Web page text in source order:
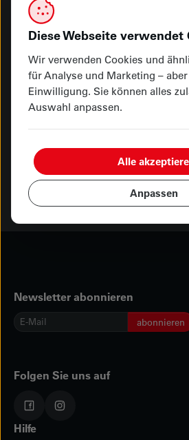
Hauptgeschäft
Showroom Seetalplatz
Ihre Zahlungsmöglichkeiten
Abholung oder Lieferung
Newsletter abonnieren
E-
abonnieren
Folgen Sie uns auf
Hilfe
Diese Webseite verwendet
Wir verwenden Cookies und
für Analyse und Marketing –
Einwilligung. Sie können alles
Auswahl anpassen.
Anpassen
Alle